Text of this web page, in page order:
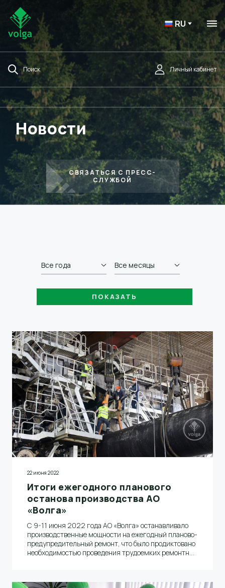
RU
Поиск Личный кабинет
Новости
СВЯЗАТЬСЯ С ПРЕСС-
СЛУЖБОЙ
Все года Все месяцы
22 июня 2022
Итоги ежегодного планового
останова производства АО
«Волга»
С 9-11 июня 2022 года АО «Волга» останавливало
производственные мощности на ежегодный планово-
предупредительный ремонт, что было продиктовано
необходимостью проведения трудоемких ремонтных
энергокомплекса (НиГРЭС)